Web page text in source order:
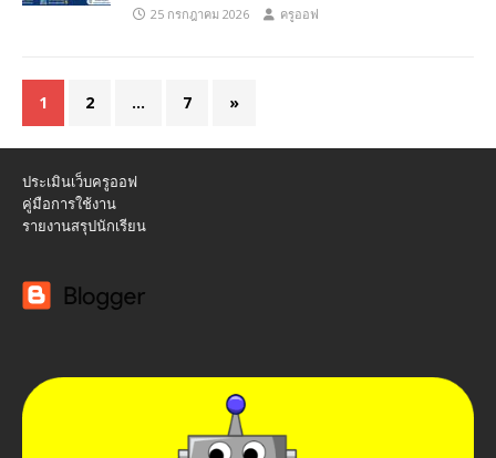
25 กรกฎาคม 2026 ครูออฟ
1 2 … 7 »
ประเมินเว็บครูออฟ
คู่มือการใช้งาน
รายงานสรุปนักเรียน